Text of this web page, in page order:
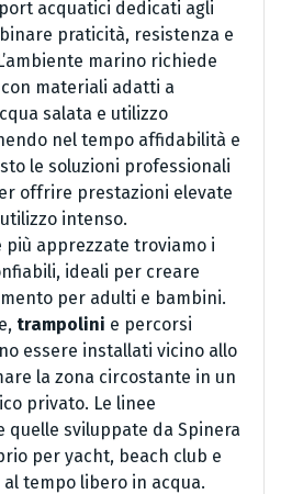
acquatici dedicati agli
praticità, resistenza e
marino richiede
materiali adatti a
salata e utilizzo
nel tempo affidabilità e
le soluzioni professionali
offrire prestazioni elevate
intenso.
più apprezzate troviamo i
ideali per creare
per adulti e bambini.
trampolini e percorsi
essere installati vicino allo
la zona circostante in un
privato. Le linee
quelle sviluppate da Spinera
per yacht, beach club e
tempo libero in acqua.